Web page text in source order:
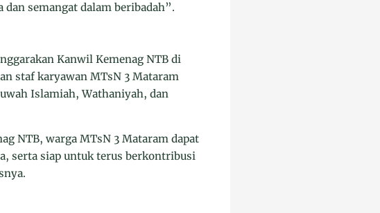
semangat dalam beribadah”.
Kanwil Kemenag NTB di
staf karyawan MTsN 3 Mataram
Islamiah, Wathaniyah, dan
NTB, warga MTsN 3 Mataram dapat
serta siap untuk terus berkontribusi